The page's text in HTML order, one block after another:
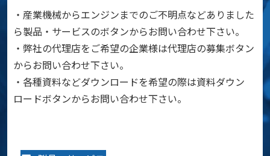
・産業機械からエンジンまでのご不明点などありました
ら製品・サービスのボタンからお問い合わせ下さい。
・弊社の代理店をご希望の企業様は代理店の募集ボタン
からお問い合わせ下さい。
・各種資料などダウンロードを希望の際は資料ダウン
ロードボタンからお問い合わせ下さい。